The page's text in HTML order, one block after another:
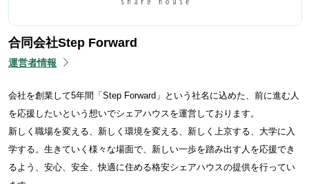
合同会社Step Forward
運営者情報
会社を創業して5年間「Step Forward」という社名に込めた、前に進む人
を応援したいという想いでシェアハウスを運営しております。
新しく職場を変える、新しく環境を変える、新しく上京する、大学に入
学する。生きていく様々な場面で、新しい一歩を踏み出す人を応援でき
るよう、安心、安全、快適に住める格安シェアハウスの提供を行ってい